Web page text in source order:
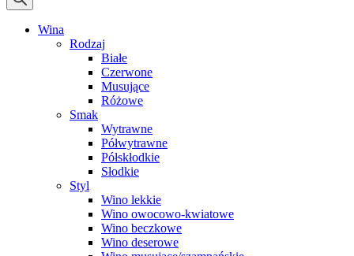
Wina
Rodzaj
Białe
Czerwone
Musujące
Różowe
Smak
Wytrawne
Półwytrawne
Półskłodkie
Słodkie
Styl
Wino lekkie
Wino owocowo-kwiatowe
Wino beczkowe
Wino deserowe